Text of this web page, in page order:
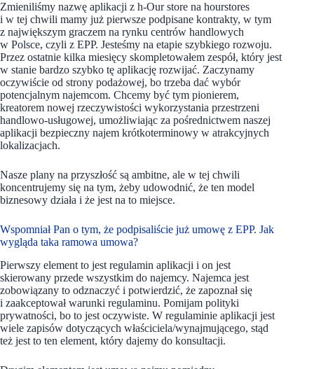
Zmieniliśmy nazwę aplikacji z h-Our store na hourstores
i w tej chwili mamy już pierwsze podpisane kontrakty, w tym
z największym graczem na rynku centrów handlowych
w Polsce, czyli z EPP. Jesteśmy na etapie szybkiego rozwoju.
Przez ostatnie kilka miesięcy skompletowałem zespół, który jest
w stanie bardzo szybko tę aplikację rozwijać. Zaczynamy
oczywiście od strony podażowej, bo trzeba dać wybór
potencjalnym najemcom. Chcemy być tym pionierem,
kreatorem nowej rzeczywistości wykorzystania przestrzeni
handlowo-usługowej, umożliwiając za pośrednictwem naszej
aplikacji bezpieczny najem krótkoterminowy w atrakcyjnych
lokalizacjach.
Nasze plany na przyszłość są ambitne, ale w tej chwili
koncentrujemy się na tym, żeby udowodnić, że ten model
biznesowy działa i że jest na to miejsce.
Wspomniał Pan o tym, że podpisaliście już umowę z EPP. Jak
wygląda taka ramowa umowa?
Pierwszy element to jest regulamin aplikacji i on jest
skierowany przede wszystkim do najemcy. Najemca jest
zobowiązany to odznaczyć i potwierdzić, że zapoznał się
i zaakceptował warunki regulaminu. Pomijam polityki
prywatności, bo to jest oczywiste. W regulaminie aplikacji jest
wiele zapisów dotyczących właściciela/wynajmującego, stąd
też jest to ten element, który dajemy do konsultacji.